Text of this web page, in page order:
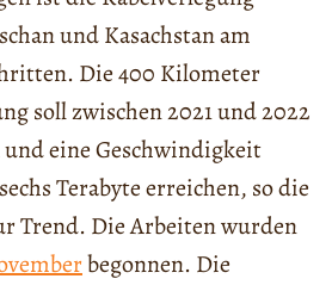
und Kasachstan am
Die 400 Kilometer
soll zwischen 2021 und 2022
und eine Geschwindigkeit
Terabyte erreichen, so die
Trend. Die Arbeiten wurden
begonnen. Die